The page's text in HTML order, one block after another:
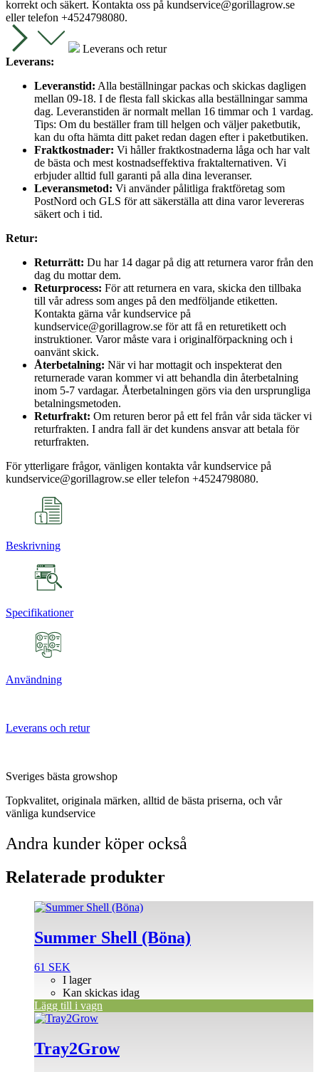
korrekt och säkert. Kontakta oss på kundservice@gorillagrow.se
eller telefon +4524798080.
Leverans och retur
Leverans:
Leveranstid: Alla beställningar packas och skickas dagligen
mellan 09-18. I de flesta fall skickas alla beställningar samma
dag. Leveranstiden är normalt mellan 16 timmar och 1 vardag.
Tips: Om du beställer fram till helgen och väljer paketbutik,
kan du ofta hämta ditt paket redan dagen efter i paketbutiken.
Fraktkostnader: Vi håller fraktkostnaderna låga och har valt
de bästa och mest kostnadseffektiva fraktalternativen. Vi
erbjuder alltid full garanti på alla dina leveranser.
Leveransmetod: Vi använder pålitliga fraktföretag som
PostNord och GLS för att säkerställa att dina varor levereras
säkert och i tid.
Retur:
Returrätt: Du har 14 dagar på dig att returnera varor från den
dag du mottar dem.
Returprocess: För att returnera en vara, skicka den tillbaka
till vår adress som anges på den medföljande etiketten.
Kontakta gärna vår kundservice på
kundservice@gorillagrow.se för att få en returetikett och
instruktioner. Varor måste vara i originalförpackning och i
oanvänt skick.
Återbetalning: När vi har mottagit och inspekterat den
returnerade varan kommer vi att behandla din återbetalning
inom 5-7 vardagar. Återbetalningen görs via den ursprungliga
betalningsmetoden.
Returfrakt: Om returen beror på ett fel från vår sida täcker vi
returfrakten. I andra fall är det kundens ansvar att betala för
returfrakten.
För ytterligare frågor, vänligen kontakta vår kundservice på
kundservice@gorillagrow.se eller telefon +4524798080.
Beskrivning
Specifikationer
Användning
Leverans och retur
Sveriges bästa growshop
Topkvalitet, originala märken, alltid de bästa priserna, och vår
vänliga kundservice
Andra kunder köper också
Relaterade produkter
Summer Shell (Böna)
61 SEK
I lager
Kan skickas idag
Lägg till i vagn
Tray2Grow